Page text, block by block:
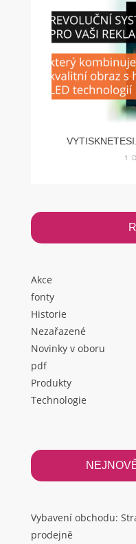
1
Akce
fonty
Historie
Nezařazené
Novinky v oboru
pdf
Produkty
Technologie
Vybavení obchodu:
prodejně